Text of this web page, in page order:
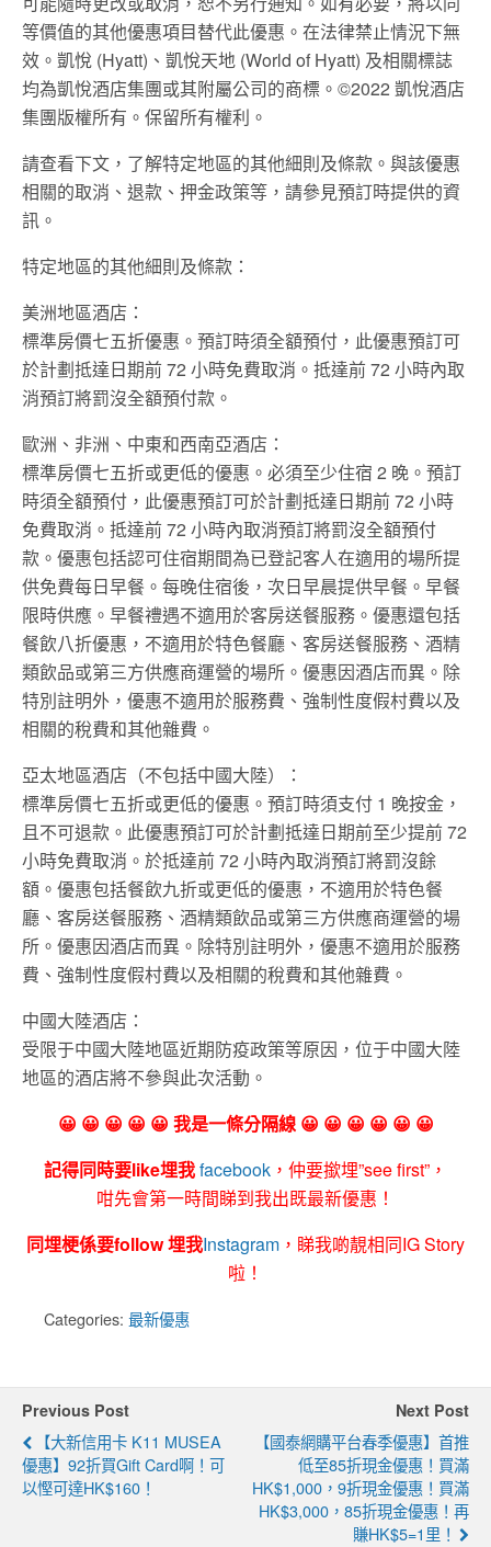
等價值的其他優惠項目替代此優惠。在法律禁止情況下無
效。凱悅 (Hyatt)、凱悅天地 (World of Hyatt) 及相關標誌
均為凱悅酒店集團或其附屬公司的商標。©2022 凱悅酒店
集團版權所有。保留所有權利。
請查看下文，了解特定地區的其他細則及條款。與該優惠
相關的取消、退款、押金政策等，請參見預訂時提供的資
訊。
特定地區的其他細則及條款：
美洲地區酒店：
標準房價七五折優惠。預訂時須全額預付，此優惠預訂可
於計劃抵達日期前 72 小時免費取消。抵達前 72 小時內取
消預訂將罰沒全額預付款。
歐洲、非洲、中東和西南亞酒店：
標準房價七五折或更低的優惠。必須至少住宿 2 晚。預訂
時須全額預付，此優惠預訂可於計劃抵達日期前 72 小時
免費取消。抵達前 72 小時內取消預訂將罰沒全額預付
款。優惠包括認可住宿期間為已登記客人在適用的場所提
供免費每日早餐。每晚住宿後，次日早晨提供早餐。早餐
限時供應。早餐禮遇不適用於客房送餐服務。優惠還包括
餐飲八折優惠，不適用於特色餐廳、客房送餐服務、酒精
類飲品或第三方供應商運營的場所。優惠因酒店而異。除
特別註明外，優惠不適用於服務費、強制性度假村費以及
相關的稅費和其他雜費。
亞太地區酒店（不包括中國大陸）：
標準房價七五折或更低的優惠。預訂時須支付 1 晚按金，
且不可退款。此優惠預訂可於計劃抵達日期前至少提前 72
小時免費取消。於抵達前 72 小時內取消預訂將罰沒餘
額。優惠包括餐飲九折或更低的優惠，不適用於特色餐
廳、客房送餐服務、酒精類飲品或第三方供應商運營的場
所。優惠因酒店而異。除特別註明外，優惠不適用於服務
費、強制性度假村費以及相關的稅費和其他雜費。
中國大陸酒店：
受限于中國大陸地區近期防疫政策等原因，位于中國大陸
地區的酒店將不參與此次活動。
😀 😀 😀 😀 😀 我是一條分隔線 😀 😀 😀 😀 😀 😀
記得同時要like埋我facebook ，仲要撳埋”see first”，
咁先會第一時間睇到我出既最新優惠！
同埋梗係要follow 埋我Instagram ，睇我啲靚相同IG Story
啦！
Categories: 最新優惠
Previous Post
【大新信用卡 K11 MUSEA
優惠】92折買Gift Card啊！可
以慳可達HK$160！
Next Post
【國泰網購平台春季優惠】首推
低至85折現金優惠！買滿
HK$1,000，9折現金優惠！買滿
HK$3,000，85折現金優惠！再
賺HK$5=1里！